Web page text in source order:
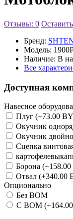
Отзывы: 0
Бренд:
Модель:
Наличие: В
Все
Доступная
Навесное
Плуг (+73.00
Окучник
Окучник
Сцепка
Борона
Отвал (+340.00
Опционально
Без ВОМ
С ВОМ